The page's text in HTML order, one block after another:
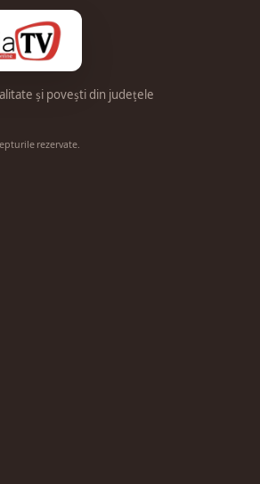
și povești din județele
rezervate.